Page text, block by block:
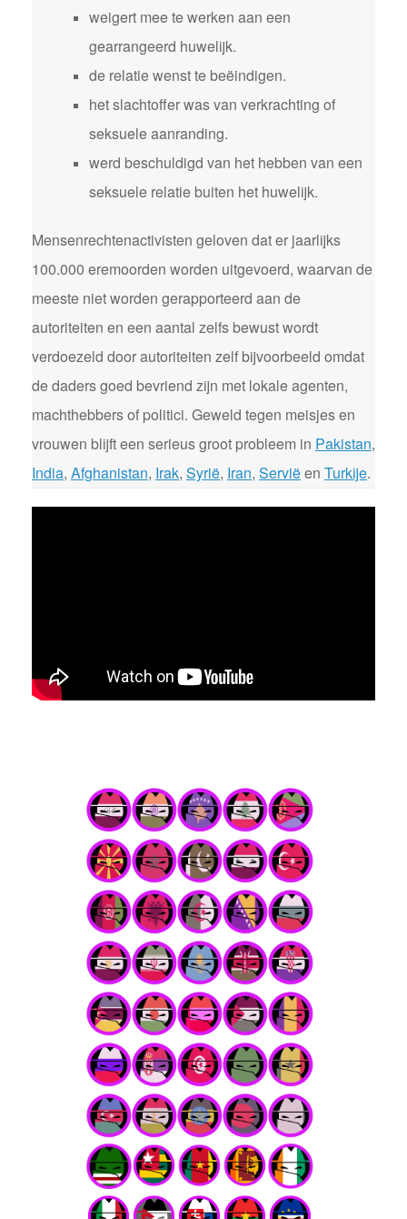
weigert mee te werken aan een
gearrangeerd huwelijk.
de relatie wenst te beëindigen.
het slachtoffer was van verkrachting of
seksuele aanranding.
werd beschuldigd van het hebben van een
seksuele relatie buiten het huwelijk.
Mensenrechtenactivisten geloven dat er jaarlijks
100.000 eremoorden worden uitgevoerd, waarvan de
meeste niet worden gerapporteerd aan de
autoriteiten en een aantal zelfs bewust wordt
verdoezeld door autoriteiten zelf bijvoorbeeld omdat
de daders goed bevriend zijn met lokale agenten,
machthebbers of politici. Geweld tegen meisjes en
vrouwen blijft een serieus groot probleem in Pakistan,
India, Afghanistan, Irak, Syrië, Iran, Serviëen Turkije.